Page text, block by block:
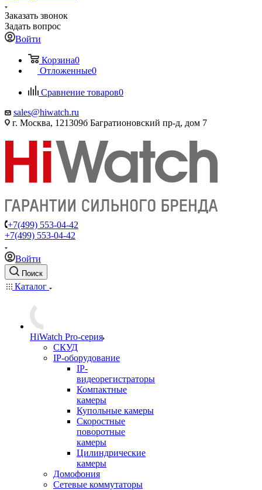
Заказать звонок
Задать вопрос
Войти
Корзина0
Отложенные0
Сравнение товаров0
sales@hiwatch.ru
г. Москва, 121309б Багратионовский пр-д, дом 7
+7(499) 553-04-42
+7(499) 553-04-42
Войти
Поиск
Каталог
HiWatch Pro-серия
CКУД
IP-оборудование
IP-
видеорегистраторы
Компактные
камеры
Купольные камеры
Скоростные
поворотные
камеры
Цилиндрические
камеры
Домофония
Сетевые коммутаторы